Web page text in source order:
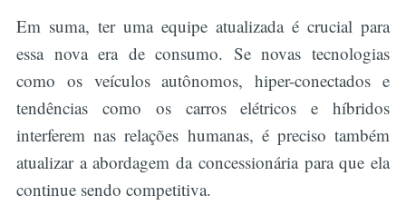
Em suma, ter uma equipe atualizada é crucial para
essa nova era de consumo. Se novas tecnologias
como os veículos autônomos, hiper-conectados e
tendências como os carros elétricos e híbridos
interferem nas relações humanas, é preciso também
atualizar a abordagem da concessionária para que ela
continue sendo competitiva.